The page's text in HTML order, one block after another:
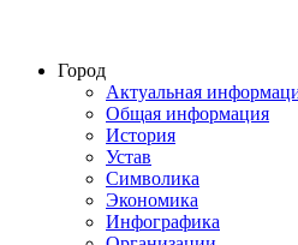
Город
Актуальная
Общая информация
История
Устав
Символика
Экономика
Инфографика